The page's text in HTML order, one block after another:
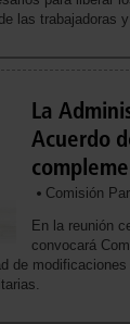
las trabajadoras
La
Acuerdo
Comisión
En la reunión
convocará
de